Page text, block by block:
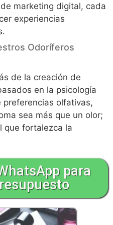
marketing digital, cada
experiencias
Odoríferos
de la creación de
en la psicología
olfativas,
sea más que un olor;
que fortalezca la
para